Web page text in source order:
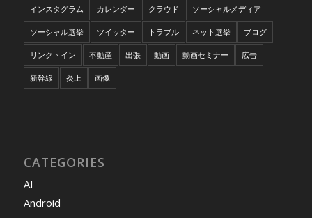
インスタグラム カレンダー クラウド ソーシャルメディア
ソーシャル選挙 ツイッター トラブル ネット選挙 ブログ
リンクトイン 不動産 出張 動画 動画セミナー 広告
新幹線 炎上 画像
CATEGORIES
AI
Android